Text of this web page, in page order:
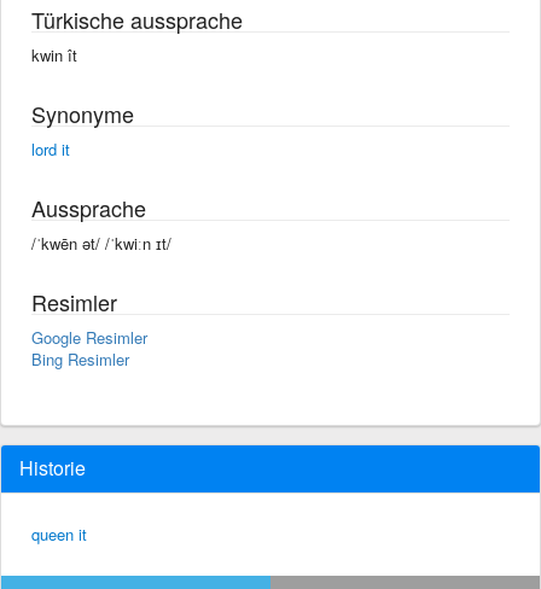
Türkische aussprache
kwin ît
Synonyme
lord it
Aussprache
/ˈkwēn ət/ /ˈkwiːn ɪt/
Resimler
Google Resimler
Bing Resimler
Historie
queen it